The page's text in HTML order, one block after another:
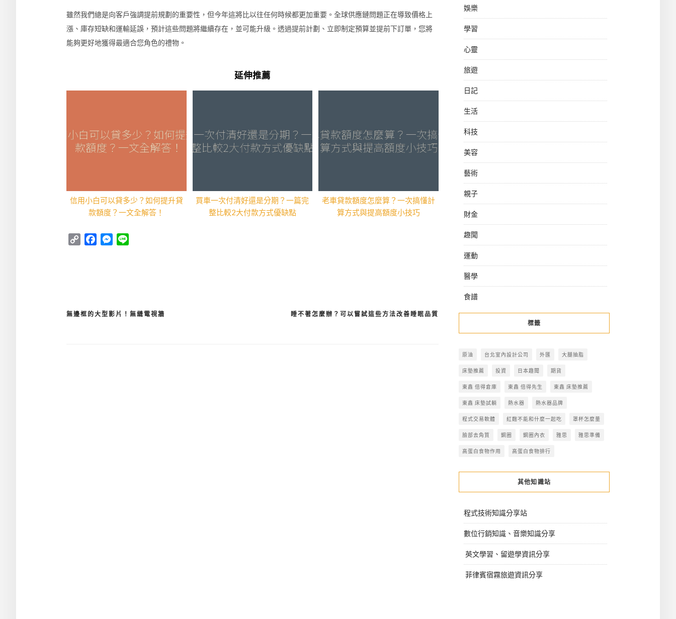
雖然我們總是向客戶強調提前規劃的重要性，但今年這將比以往任何時候都更加重要。全球供應鏈問題正在導致價格上
漲、庫存短缺和運輸延誤，預計這些問題將繼續存在，並可能升級。透過提前計劃、立即制定預算並提前下訂單，您將
能夠更好地獲得最適合您角色的禮物。
延伸推薦
信用小白可以貸多少？如何提升貸
款額度？一文全解答！
買車一次付清好還是分期？一篇完
整比較2大付款方式優缺點
老車貸款額度怎麼算？一次搞懂計
算方式與提高額度小技巧
Copy
FacebookMessenger
文
睡不著怎麼辦？可以嘗試這些方法改善睡眠品質
無邊框的大型影片！無縫電視牆
娛樂
學習
心靈
旅遊
日記
生活
科技
美容
藝術
親子
財金
趣聞
運動
醫學
食譜
標籤
原油 台北室內設計公司 外匯 大腿抽脂
床墊推薦 投資 日本趣聞 期貨
東鑫 倍得倉庫 東鑫 倍得先生 東鑫 床墊推薦
東鑫 床墊試躺 熱水器 熱水器品牌
程式交易軟體 紅麴不能和什麼一起吃 罩杯怎麼量
臉部去角質 鋼圈 鋼圈內衣 雅思 雅思準備
高蛋白食物作用 高蛋白食物排行
其他知識站
程式技術知識分享站
數位行銷知識、音樂知識分享
英文學習、留遊學資訊分享
菲律賓宿霧旅遊資訊分享